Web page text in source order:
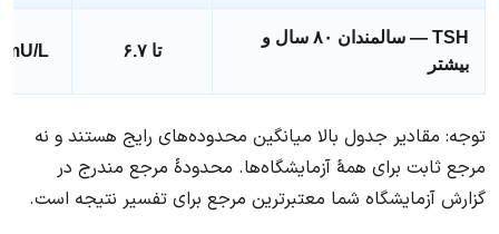
TSH — سالمندان ۸۰ سال و
بیشتر
تا ۶.۷ mU/L
توجه: مقادیر جدول بالا میانگین محدوده‌های رایج هستند و نه
مرجع ثابت برای همهٔ آزمایشگاه‌ها. محدودهٔ مرجع مندرج در
گزارش آزمایشگاه شما معتبرترین مرجع برای تفسیر نتیجه است.